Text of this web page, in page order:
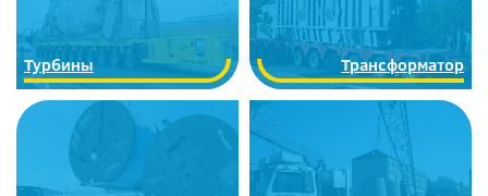
Турбины Трансформатор